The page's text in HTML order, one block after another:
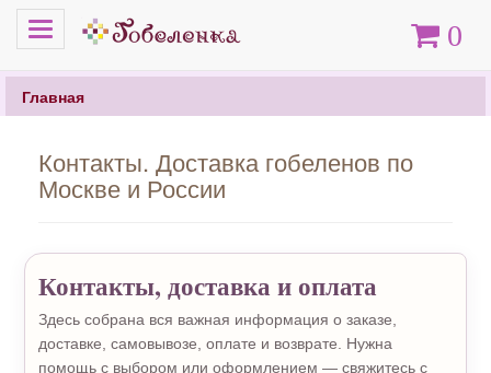
Меню Корзина
0
Главная
Контакты. Доставка гобеленов по
Москве и России
Контакты, доставка и оплата
Здесь собрана вся важная информация о заказе,
доставке, самовывозе, оплате и возврате. Нужна
помощь с выбором или оформлением — свяжитесь с